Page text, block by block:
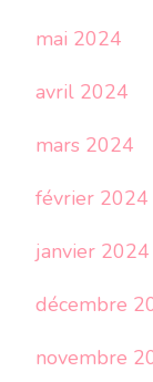
mai 2024
avril 2024
mars 2024
février 2024
janvier 2024
décembre
novembre